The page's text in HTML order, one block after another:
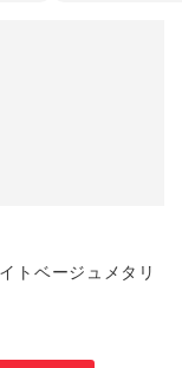
トベージュメタリ